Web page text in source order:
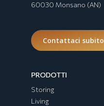
60030 Monsano (AN)
Contattaci subito
PRODOTTI
Storing
Living